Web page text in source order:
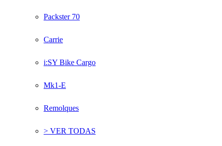
Packster 70
Carrie
i:SY Bike Cargo
Mk1-E
Remolques
> VER TODAS